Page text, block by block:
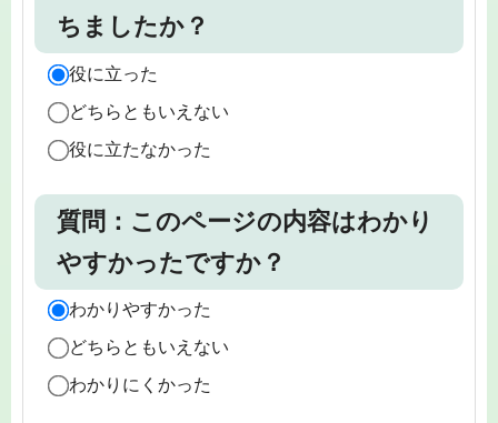
ちましたか？
役に立った
どちらともいえない
役に立たなかった
質問：このページの内容はわかり
やすかったですか？
わかりやすかった
どちらともいえない
わかりにくかった